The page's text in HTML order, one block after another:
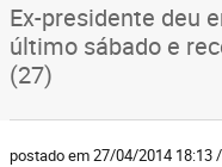
Ex-presidente deu
último sábado e
(27)
postado em 27/04/2014 18:13